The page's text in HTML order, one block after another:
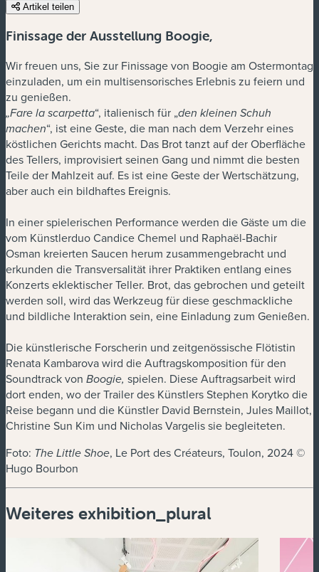
Artikel teilen
Finissage der Ausstellung Boogie,
Wir freuen uns, Sie zur Finissage von Boogie am Ostermontag
einzuladen, um ein multisensorisches Erlebnis zu feiern und
zu genießen.
„Fare la scarpetta“, italienisch für „den kleinen Schuh
machen“, ist eine Geste, die man nach dem Verzehr eines
köstlichen Gerichts macht. Das Brot tanzt auf der Oberfläche
des Tellers, improvisiert seinen Gang und nimmt die besten
Teile der Mahlzeit auf. Es ist eine Geste der Wertschätzung,
aber auch ein bildhaftes Ereignis.
In einer spielerischen Performance werden die Gäste um die
vom Künstlerduo Candice Chemel und Raphaël-Bachir
Osman kreierten Saucen herum zusammengebracht und
erkunden die Transversalität ihrer Praktiken entlang eines
Konzerts eklektischer Teller. Brot, das gebrochen und geteilt
werden soll, wird das Werkzeug für diese geschmackliche
und bildliche Interaktion sein, eine Einladung zum Genießen.
Die künstlerische Forscherin und zeitgenössische Flötistin
Renata Kambarova wird die Auftragskomposition für den
Soundtrack von Boogie, spielen. Diese Auftragsarbeit wird
dort enden, wo der Trailer des Künstlers Stephen Korytko die
Reise begann und die Künstler David Bernstein, Jules Maillot,
Christine Sun Kim und Nicholas Vargelis sie begleiteten.
Foto: The Little Shoe, Le Port des Créateurs, Toulon, 2024 ©
Hugo Bourbon
Weiteres exhibition_plural